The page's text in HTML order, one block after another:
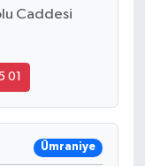
Caddesi
01
Ümraniye